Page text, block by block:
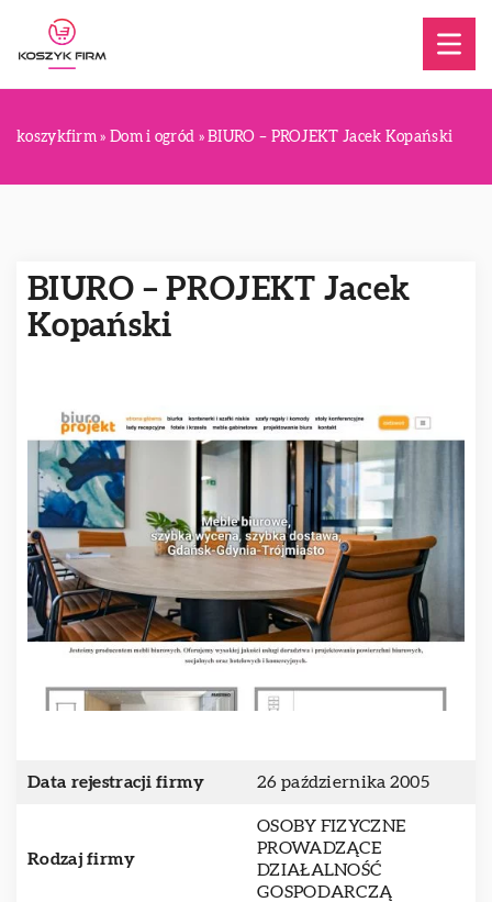
koszykfirm » Dom i ogród »BIURO – PROJEKT Jacek Kopański
BIURO – PROJEKT Jacek
Kopański
Data rejestracji firmy 26 października 2005
Rodzaj firmy
OSOBY FIZYCZNE
PROWADZĄCE
DZIAŁALNOŚĆ
GOSPODARCZĄ